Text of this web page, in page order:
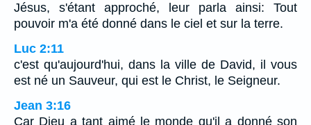
Jésus, s'étant approché, leur parla ainsi: Tout
pouvoir m'a été donné dans le ciel et sur la terre.
Luc 2:11
c'est qu'aujourd'hui, dans la ville de David, il vous
est né un Sauveur, qui est le Christ, le Seigneur.
Jean 3:16
Car Dieu a tant aimé le monde qu'il a donné son